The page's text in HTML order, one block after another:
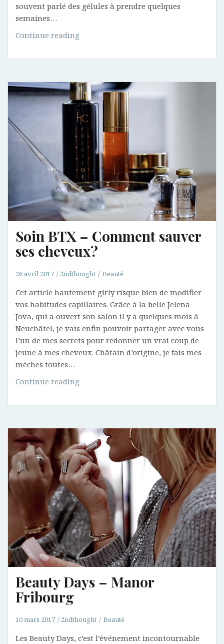
souvent parlé des gélules à prendre quelques
semaines…
Continue reading
préférés
prolonger
l’été
Soin BTX – Comment sauver
ses cheveux?
26 avril 2017 2ndthought Beauté
Cet article hautement girly risque bien de modifier
vos habitudes capillaires. Grâce à la belle Jelena
Jova, qui a ouvert son salon il y a quelques mois à
Neuchâtel, je vais enfin pouvoir partager avec vous
l’un de mes secrets pour redonner un vrai coup de
jeune à mes cheveux. Châtain d’origine, je fais mes
mèches toutes…
Continue reading
–
sauver
ses
cheveux?
Beauty Days – Manor
Fribourg
10 mars 2017 2ndthought Beauté
Les Beauty Days, c’est l’événement incontournable